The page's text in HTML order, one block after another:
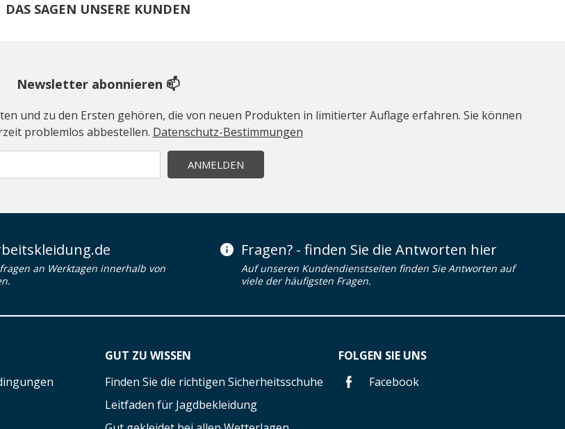
DAS SAGEN UNSERE KUNDEN
Newsletter abonnieren 📫
und zu den Ersten gehören, die von neuen Produkten in limitierter Auflage erfahren. Sie können
problemlos abbestellen. Datenschutz-Bestimmungen
ANMELDEN
an Werktagen innerhalb von
Fragen? - finden Sie die Antworten hier
Auf unseren Kundendienstseiten finden Sie Antworten auf
viele der häufigsten Fragen.
GUT ZU WISSEN
Finden Sie die richtigen Sicherheitsschuhe
Leitfaden für Jagdbekleidung
FOLGEN SIE UNS
Facebook